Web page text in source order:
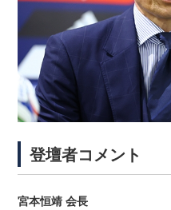
登壇者コメント
宮本恒靖 会長